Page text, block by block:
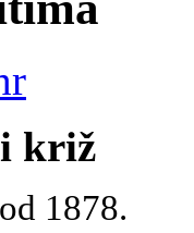
križ
1878.